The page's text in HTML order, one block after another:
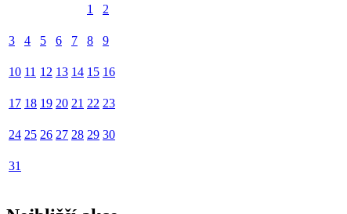
1
2
3 4 5 6 7 8 9
10 11 12 13 14 15 16
17 18 19 20 21 22 23
24 25 26 27 28 29 30
31